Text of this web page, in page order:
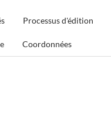
Processus d'édition
Coordonnées